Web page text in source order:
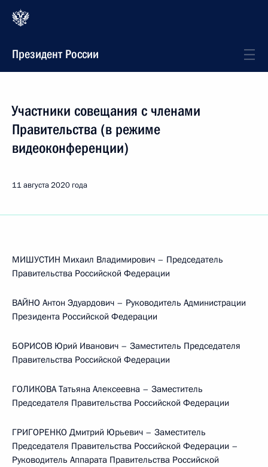
Президент России
Участники совещания с членами
Правительства (в режиме
видеоконференции)
11 августа 2020 года
МИШУСТИН Михаил Владимирович – Председатель
Правительства Российской Федерации
ВАЙНО Антон Эдуардович – Руководитель Администрации
Президента Российской Федерации
БОРИСОВ Юрий Иванович – Заместитель Председателя
Правительства Российской Федерации
ГОЛИКОВА Татьяна Алексеевна – Заместитель
Председателя Правительства Российской Федерации
ГРИГОРЕНКО Дмитрий Юрьевич – Заместитель
Председателя Правительства Российской Федерации –
Руководитель Аппарата Правительства Российской